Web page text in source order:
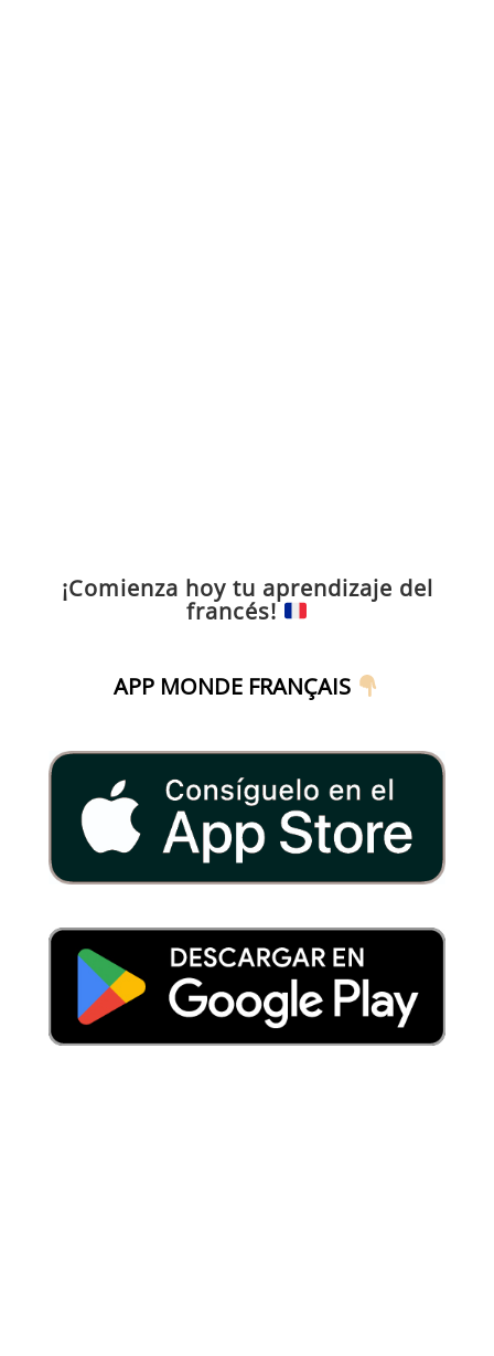
¡Comienza hoy tu aprendizaje del
francés!
APP MONDE FRANÇAIS